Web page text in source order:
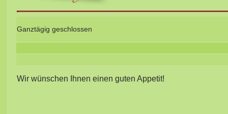
Ganztägig geschlossen
Wir wünschen Ihnen einen guten Appetit!